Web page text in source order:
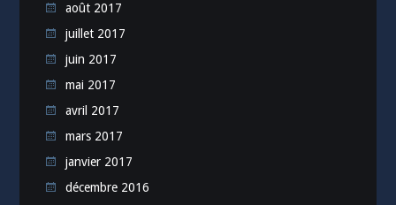
août 2017
juillet 2017
juin 2017
mai 2017
avril 2017
mars 2017
janvier 2017
décembre 2016